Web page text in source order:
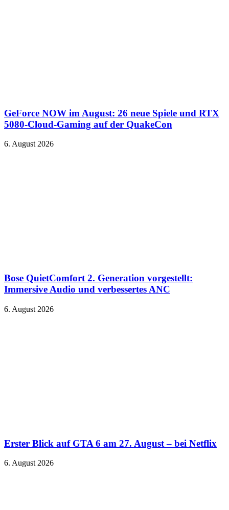
GeForce NOW im August: 26 neue Spiele und RTX
5080-Cloud-Gaming auf der QuakeCon
6. August 2026
Bose QuietComfort 2. Generation vorgestellt:
Immersive Audio und verbessertes ANC
6. August 2026
Erster Blick auf GTA 6 am 27. August – bei Netflix
6. August 2026